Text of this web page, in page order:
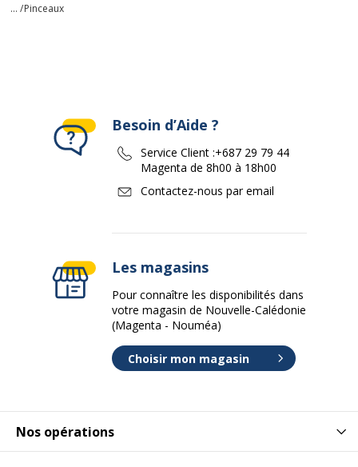
... /Pinceaux
Nos opérations
Besoin d’Aide ?
Service Client :+687 29 79 44
Magenta de 8h00 à 18h00
Contactez-nous par email
Les magasins
Pour connaître les disponibilités dans
votre magasin de Nouvelle-Calédonie
(Magenta - Nouméa)
Choisir mon magasin